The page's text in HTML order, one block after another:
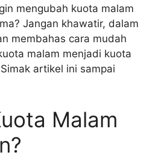
mengubah kuota malam
Jangan khawatir, dalam
membahas cara mudah
malam menjadi kuota
artikel ini sampai
Malam